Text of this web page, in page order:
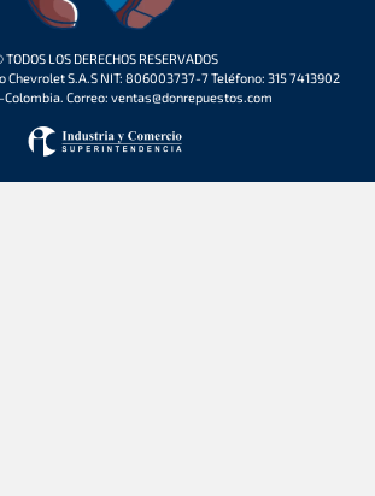
TODOS LOS DERECHOS RESERVADOS
Chevrolet S.A.S NIT: 806003737-7 Teléfono: 315 7413902
Colombia. Correo: ventas@donrepuestos.com